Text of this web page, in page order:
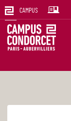
CAMPUS